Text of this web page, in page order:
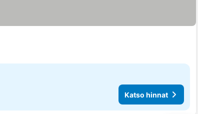
Katso hinnat